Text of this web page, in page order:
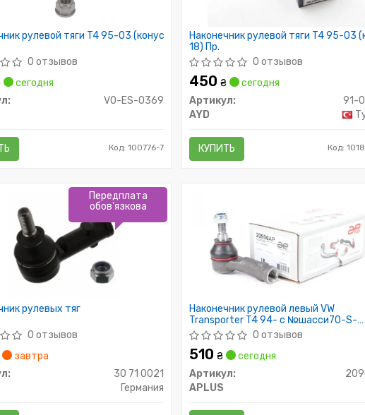
рулевой тяги T4 95-03 (конус
0 отзывов
сегодня
VO-ES-0369
Код: 100776-7
Наконечник рулевой тяги T4 95-03
18) Пр.
0 отзывов
450₴
сегодня
Артикул:
91-
AYD
КУПИТЬ Код:
рулевых тяг
0 отзывов
завтра
30 71 0021
Германия
Передплата
обов'язкова
Наконечник рулевой левый VW
Transporter T4 94- с №шасси70-S-
002792 Вн.конус14.7
0 отзывов
510₴
сегодня
Артикул:
APLUS